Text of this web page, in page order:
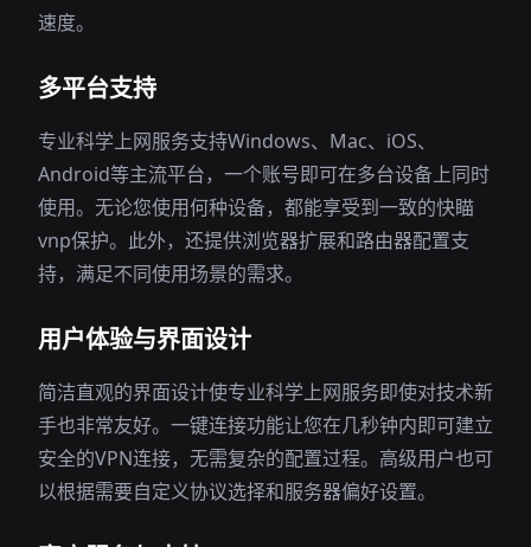
速度。
多平台支持
专业科学上网服务支持Windows、Mac、iOS、
Android等主流平台，一个账号即可在多台设备上同时
使用。无论您使用何种设备，都能享受到一致的快瞄
vnp保护。此外，还提供浏览器扩展和路由器配置支
持，满足不同使用场景的需求。
用户体验与界面设计
简洁直观的界面设计使专业科学上网服务即使对技术新
手也非常友好。一键连接功能让您在几秒钟内即可建立
安全的VPN连接，无需复杂的配置过程。高级用户也可
以根据需要自定义协议选择和服务器偏好设置。